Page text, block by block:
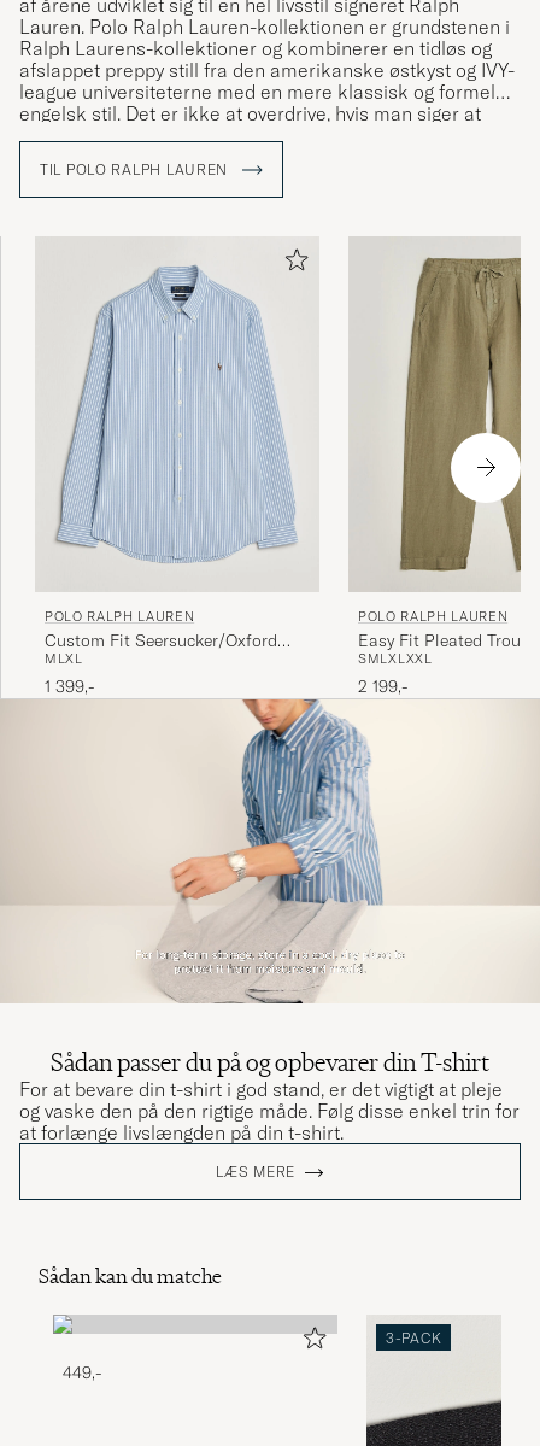
af årene udviklet sig til en hel livsstil signeret Ralph
Lauren. Polo Ralph Lauren-kollektionen er grundstenen i
Ralph Laurens-kollektioner og kombinerer en tidløs og
afslappet preppy still fra den amerikanske østkyst og IVY-
league universiteterne med en mere klassisk og formel
engelsk stil. Det er ikke at overdrive, hvis man siger at
Ralph Lauren har været med til at definere den
TIL POLO RALPH LAUREN
POLO RALPH LAUREN
Custom Fit Seersucker/Oxford
Stripe Shirt Blue
M LXL
1 399,-
POLO RALPH LAUREN
Easy Fit Pleated
Green
SMLXLXXL
2 199,-
Sådan passer du på og opbevarer din T-shirt
For at bevare din t-shirt i god stand, er det vigtigt at pleje
og vaske den på den rigtige måde. Følg disse enkel trin for
at forlænge livslængden på din t-shirt.
LÆS MERE
Sådan kan du matche
449,-
3-PACK